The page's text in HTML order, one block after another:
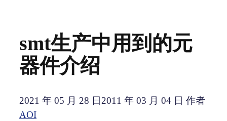
smt生产中用到的元
器件介绍
2021 年 05 月 28 日2011 年 03 月 04 日 作者
AOI